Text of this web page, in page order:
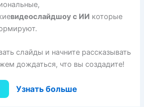
видеослайдшоу с ИИ которые
слайды и начните рассказывать
дождаться, что вы создадите!
Узнать больше